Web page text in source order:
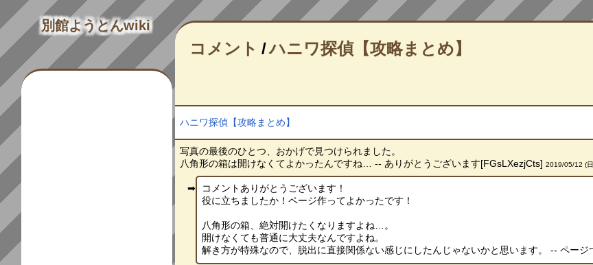
別館ようとんwiki
コメント /ハニワ探偵【攻略まとめ】
ハニワ探偵【攻略まとめ】
写真の最後のひとつ、おかげで見つけられました。
八角形の箱は開けなくてよかったんですね… -- ありがとうございます[FGsLXezjCts]2019/05/12 (
コメントありがとうございます！
役に立ちましたか！ページ作ってよかったです！
八角形の箱、絶対開けたくなりますよね…。
開けなくても普通に大丈夫なんですよね。
解き方が特殊なので、脱出に直接関係ない感じにしたんじゃないかと思います。 -- ペー